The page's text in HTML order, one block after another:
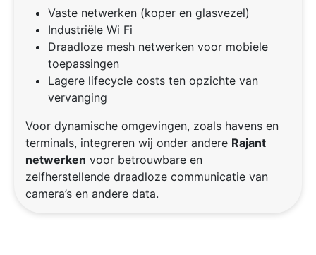
Vaste netwerken (koper en glasvezel)
Industriële Wi Fi
Draadloze mesh netwerken voor mobiele
toepassingen
Lagere lifecycle costs ten opzichte van
vervanging
Voor dynamische omgevingen, zoals havens en
terminals, integreren wij onder andere Rajant
netwerken voor betrouwbare en
zelfherstellende draadloze communicatie van
camera’s en andere data.